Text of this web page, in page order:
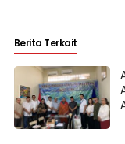
Berita Terkait